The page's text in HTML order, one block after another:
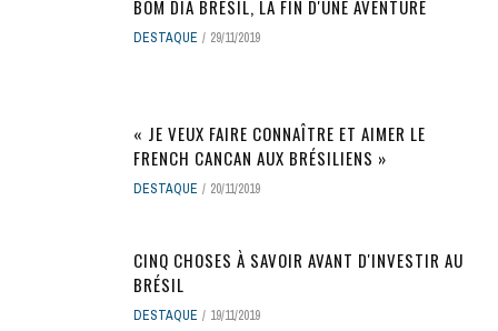
BOM DIA BRÉSIL, LA FIN D'UNE AVENTURE
DESTAQUE 29/11/2019
« JE VEUX FAIRE CONNAÎTRE ET AIMER LE
FRENCH CANCAN AUX BRÉSILIENS »
DESTAQUE 20/11/2019
CINQ CHOSES À SAVOIR AVANT D'INVESTIR AU
BRÉSIL
DESTAQUE 19/11/2019